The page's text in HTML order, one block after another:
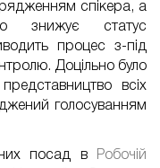
спікера, а
знижує статус
процес з-під
Доцільно було
всіх
голосуванням
посад в
Робочій